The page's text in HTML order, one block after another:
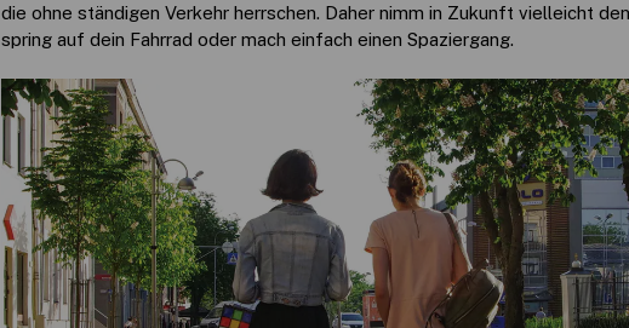
die ohne ständigen Verkehr herrschen. Daher nimm in Zukunft vielleicht
spring auf dein Fahrrad oder mach einfach einen Spaziergang.